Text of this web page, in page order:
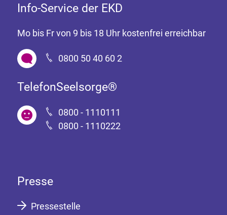
Info-Service der EKD
Mo bis Fr von 9 bis 18 Uhr kostenfrei erreichbar
0800 50 40 60 2
TelefonSeelsorge®
0800 - 1110111
0800 - 1110222
Presse
Pressestelle